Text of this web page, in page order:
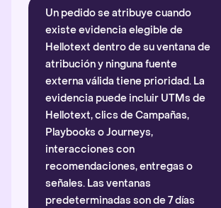
Un pedido se atribuye cuando
existe evidencia elegible de
Hellotext dentro de su ventana de
atribución y ninguna fuente
externa válida tiene prioridad. La
evidencia puede incluir UTMs de
Hellotext, clics de Campañas,
Playbooks o Journeys,
interacciones con
recomendaciones, entregas o
señales. Las ventanas
predeterminadas son de 7 días